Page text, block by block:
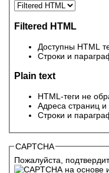
Filtered HTML
Доступны HTML
Строки и
Plain text
HTML-теги не
Адреса страниц и
Строки и
CAPTCHA
Пожалуйста,